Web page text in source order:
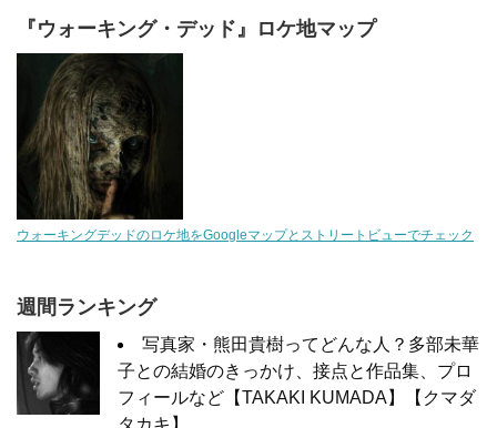
『ウォーキング・デッド』ロケ地マップ
ウォーキングデッドのロケ地をGoogleマップとストリートビューでチェック
週間ランキング
写真家・熊田貴樹ってどんな人？多部未華
子との結婚のきっかけ、接点と作品集、プロ
フィールなど【TAKAKI KUMADA】【クマダ
タカキ】